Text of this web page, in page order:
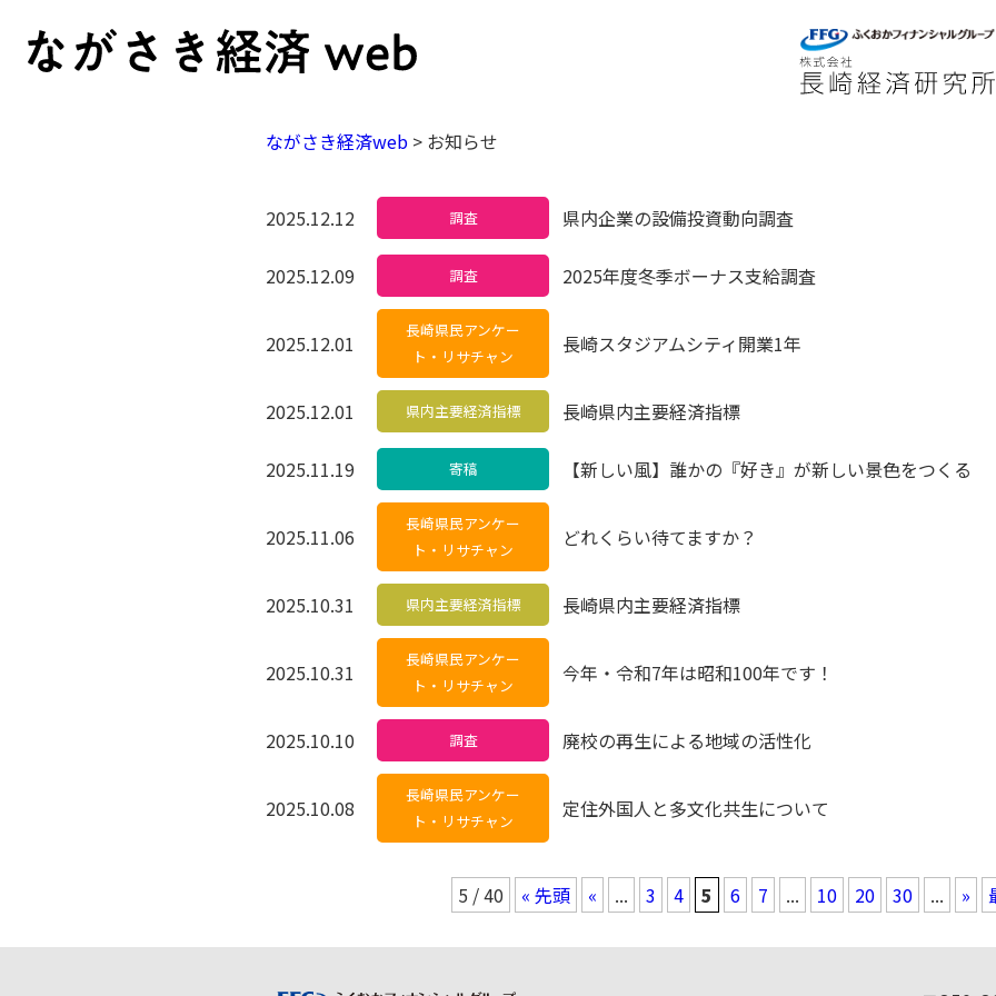
ながさき経済web > お知らせ
2025.12.12 調査 県内企業の設備投資動向調査
2025.12.09 調査 2025年度冬季ボーナス支給調査
2025.12.01
長崎県民アンケー
ト・リサチャン
長崎スタジアムシティ開業1年
2025.12.01 県内主要経済指標 長崎県内主要経済指標
2025.11.19 寄稿 【新しい風】誰かの『好き』が新しい景色をつくる
2025.11.06
長崎県民アンケー
ト・リサチャン
どれくらい待てますか？
2025.10.31 県内主要経済指標 長崎県内主要経済指標
2025.10.31
長崎県民アンケー
ト・リサチャン
今年・令和7年は昭和100年です！
2025.10.10 調査 廃校の再生による地域の活性化
2025.10.08
長崎県民アンケー
ト・リサチャン
定住外国人と多文化共生について
5 / 40 « 先頭 « ... 3 4 5 6 7 ... 10 20 30 ... »